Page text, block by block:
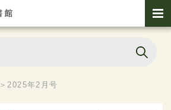
＞2025年2月号